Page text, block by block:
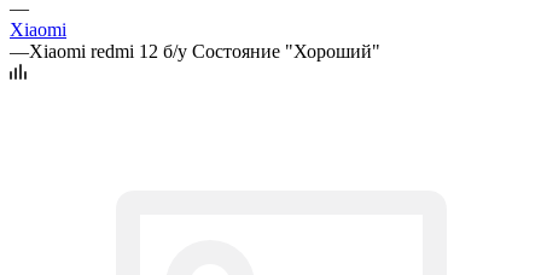
—
Xiaomi
—Xiaomi redmi 12 б/у Состояние "Хороший"